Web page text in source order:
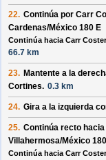
22. Continúa por Carr
Cardenas/México 180 E
Continúa hacia Carr
66.7 km
23. Mantente a la
Cortines. 0.3 km
24. Gira a la izquierda
25. Continúa recto hacia
Villahermosa/México
Continúa hacia Carr